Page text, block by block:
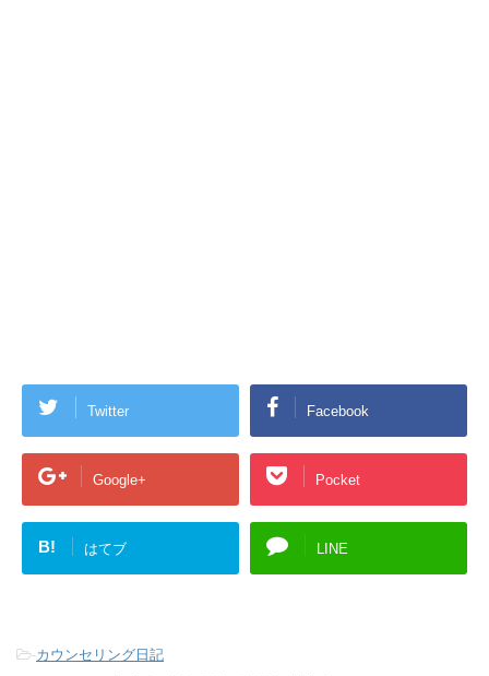
Twitter Facebook
Google+ Pocket
B! はてブ LINE
-カウンセリング日記